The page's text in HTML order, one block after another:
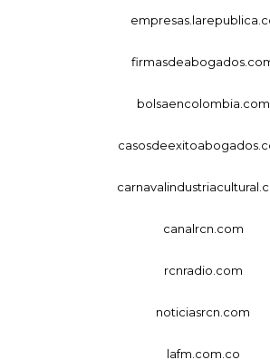
bolsaencolombia.com
canalrcn.com
rcnradio.com
noticiasrcn.com
lafm.com.co